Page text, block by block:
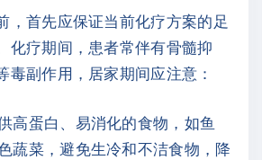
，首先应保证当前化疗方案的足
化疗期间，患者常伴有骨髓抑
毒副作用，居家期间应注意：
高蛋白、易消化的食物，如鱼
蔬菜，避免生冷和不洁食物，降